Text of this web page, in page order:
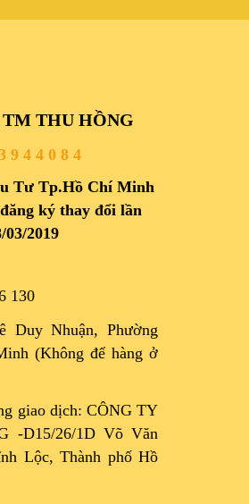
THU HỒNG
9 4 4 0 8 4
Tư Tp.Hồ Chí Minh
ký thay đổi lần
03/2019
130
Duy Nhuận, Phường
(Không để hàng ở
giao dịch: CÔNG TY
-D15/26/1D Võ Văn
Lộc, Thành phố Hồ